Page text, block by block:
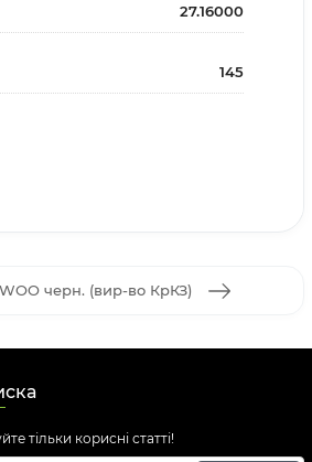
27.16000
145
черн. (вир-во КрКЗ)
тільки корисні статті!